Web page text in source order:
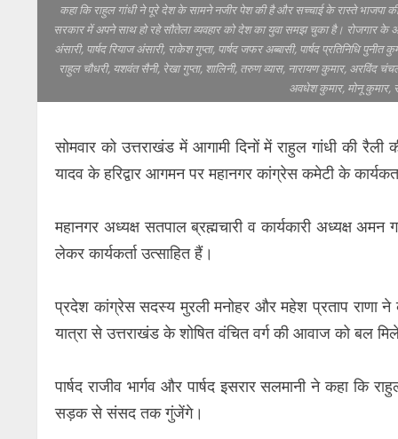
कहा कि राहुल गांधी ने पूरे देश के सामने नजीर पेश की है और सच्चाई के रास्ते भाजपा
सरकार में अपने साथ हो रहे सौतेला व्यवहार को देश का युवा समझ चुका है। रोजगार के
अंसारी, पार्षद रियाज अंसारी, राकेश गुप्ता, पार्षद जफर अब्बासी, पार्षद प्रतिनिधि
राहुल चौधरी, यशवंत सैनी, रेखा गुप्ता, शालिनी, तरुण व्यास, नारायण कुमार, अरविंद
अवधेश कुमार, मोनू कुमार,
सोमवार को उत्तराखंड में आगामी दिनों में राहुल गांधी की
यादव के हरिद्वार आगमन पर महानगर कांग्रेस कमेटी के
महानगर अध्यक्ष सतपाल ब्रह्मचारी व कार्यकारी अध्यक्ष
लेकर कार्यकर्ता उत्साहित हैं।
प्रदेश कांग्रेस सदस्य मुरली मनोहर और महेश प्रताप राणा ने
यात्रा से उत्तराखंड के शोषित वंचित वर्ग की आवाज को बल
पार्षद राजीव भार्गव और पार्षद इसरार सलमानी ने कहा कि
सड़क से संसद तक गुंजेंगे।